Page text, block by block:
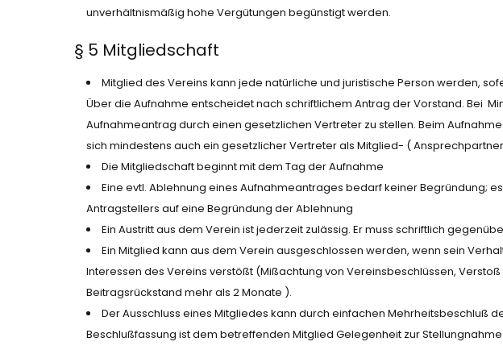
unverhältnismäßig hohe Vergütungen begünstigt werden.
§ 5 Mitgliedschaft
Mitglied des Vereins kann jede natürliche und juristische Person werden,
Über die Aufnahme entscheidet nach schriftlichem Antrag der Vorstand. Bei
Aufnahmeantrag durch einen gesetzlichen Vertreter zu stellen. Beim
sich mindestens auch ein gesetzlicher Vertreter als Mitglied- (
Die Mitgliedschaft beginnt mit dem Tag der Aufnahme
Eine evtl. Ablehnung eines Aufnahmeantrages bedarf keiner Begründung;
Antragstellers auf eine Begründung der Ablehnung
Ein Austritt aus dem Verein ist jederzeit zulässig. Er muss schriftlich
Ein Mitglied kann aus dem Verein ausgeschlossen werden, wenn sein
Interessen des Vereins verstößt (Mißachtung von Vereinsbeschlüssen,
Beitragsrückstand mehr als 2 Monate ).
Der Ausschluss eines Mitgliedes kann durch einfachen Mehrheitsbeschluß
Beschlußfassung ist dem betreffenden Mitglied Gelegenheit zur